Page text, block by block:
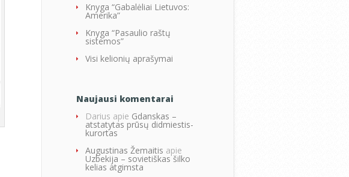
Knyga “Gabalėliai Lietuvos:
Amerika”
Knyga “Pasaulio raštų
sistemos”
Visi kelionių aprašymai
Naujausi komentarai
Darius apie Gdanskas –
atstatytas prūsų didmiestis-
kurortas
Augustinas Žemaitis apie
Uzbekija – sovietiškas šilko
kelias atgimsta